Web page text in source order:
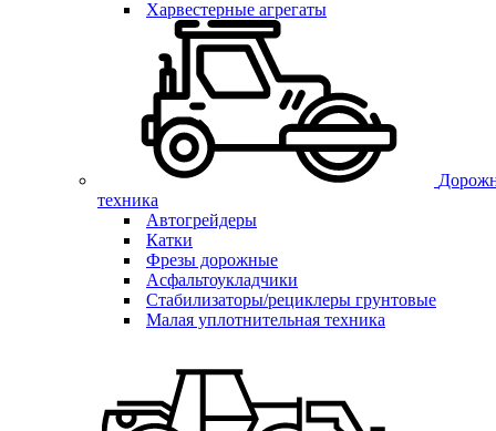
Харвестерные агрегаты
техника
Автогрейдеры
Катки
Фрезы дорожные
Асфальтоукладчики
Стабилизаторы/рециклеры грунтовые
Малая уплотнительная техника